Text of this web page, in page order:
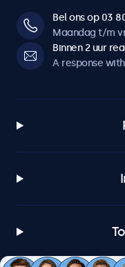
Bel ons op 03
Maandag t/m
Binnen 2 uur
A response